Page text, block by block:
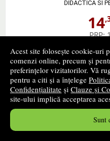
Acest site folosește cookie-uri
comenzi online, precum și
preferințelor vizitatorilor. Vă
pentru a citi și a înțelege
Confidențialitate și Clauze și
site-ului implică acceptarea
Sunt
DIDACTICA SI
14
PRP:
➤
Limba si literatura